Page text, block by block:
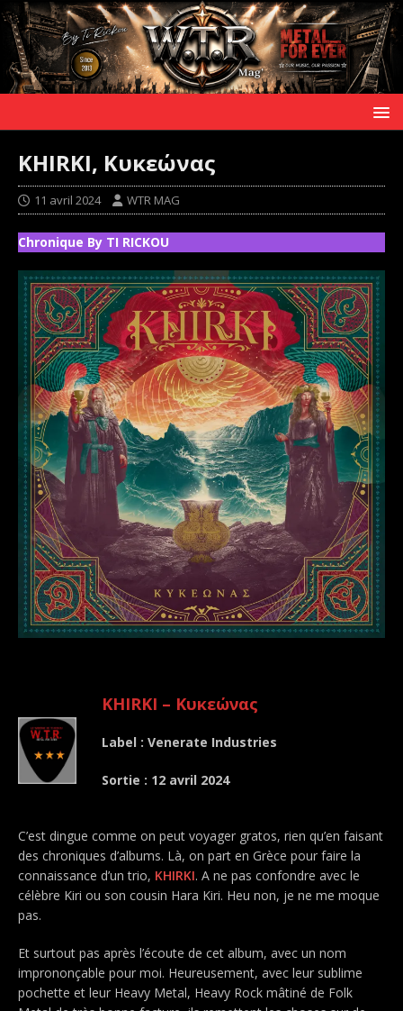
KHIRKI, Κυκεώνας
11 avril 2024 WTR MAG
Chronique By TI RICKOU
KHIRKI – Κυκεώνας
Label : Venerate Industries
Sortie : 12 avril 2024
C’est dingue comme on peut voyager gratos, rien qu’en faisant
des chroniques d’albums. Là, on part en Grèce pour faire la
connaissance d’un trio, KHIRKI. A ne pas confondre avec le
célèbre Kiri ou son cousin Hara Kiri. Heu non, je ne me moque
pas.
Et surtout pas après l’écoute de cet album, avec un nom
imprononçable pour moi. Heureusement, avec leur sublime
pochette et leur Heavy Metal, Heavy Rock mâtiné de Folk